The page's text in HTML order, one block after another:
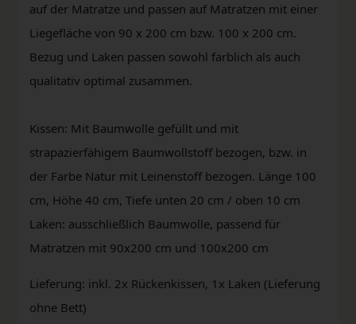
auf der Matratze und passen auf Matratzen mit einer
Liegefläche von 90 x 200 cm bzw. 100 x 200 cm.
Bezug und Laken passen sowohl farblich als auch
qualitativ optimal zusammen.
Kissen: Mit Baumwolle gefüllt und mit
strapazierfähigem Baumwollstoff bezogen, bzw. in
der Farbe Natur mit Leinenstoff bezogen. Länge 100
cm, Höhe 40 cm, Tiefe unten 20 cm / oben 10 cm
Laken: ausschließlich Baumwolle, passend für
Matratzen mit 90x200 cm und 100x200 cm
Lieferung: inkl. 2x Rückenkissen, 1x Laken (Lieferung
ohne Bett)